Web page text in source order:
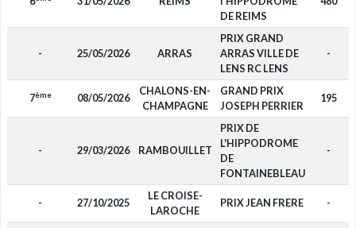
DE REIMS
- 25/05/2026 ARRAS
PRIX GRAND
ARRAS VILLE DE
LENS RC LENS
-
7ème 08/05/2026
CHALONS-EN-
CHAMPAGNE
GRAND PRIX
JOSEPH PERRIER
195
- 29/03/2026 RAMBOUILLET
PRIX DE
L'HIPPODROME
DE
FONTAINEBLEAU
-
- 27/10/2025
LE CROISE-
LAROCHE
PRIX JEAN FRERE -